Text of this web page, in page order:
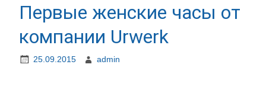
Первые женские часы от
компании Urwerk
25.09.2015 admin